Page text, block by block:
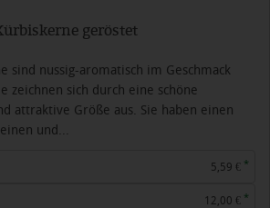
geröstet
sind nussig-aromatisch im Geschmack
zeichnen sich durch eine schöne
attraktive Größe aus. Sie haben einen
und...
5,59 € *
12,00 € *